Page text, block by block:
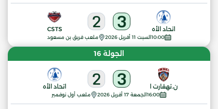
10:00السبت 11 أفريل 2026 ملعب فريق بن مسعود
اتحاد الأه 3
2
CSTS
الجولة 16
16:00الجمعة 17 أفريل 2026 ملعب أول نوفمبر
ن.تهقارت ا 3
2 اتحاد الأه